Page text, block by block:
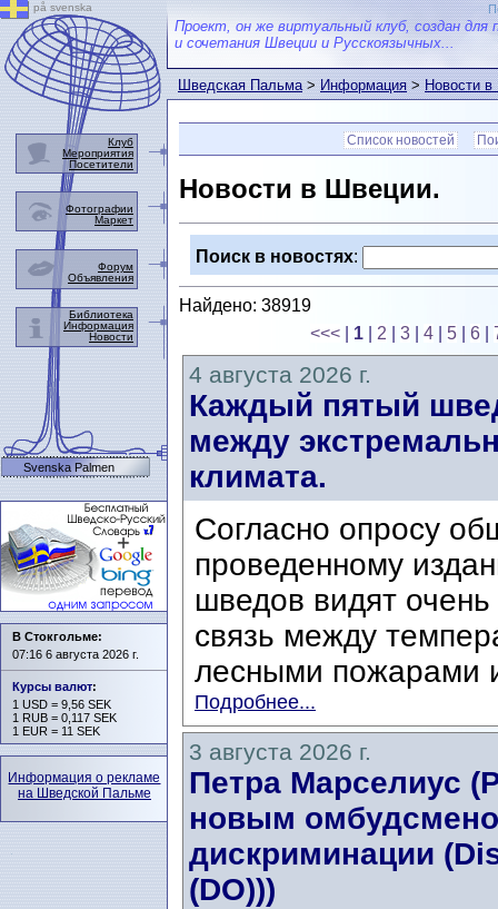
Проект, он же виртуальный клуб, создан для
и сочетания Швеции и Русскоязычных...
Шведская Пальма>Информация>Новости
Список новостей
Новости в Швеции.
Поиск в новостях:
Найдено: 38919
<<<
1 2 3 4 5 6
4 августа 2026 г.
Каждый пятый
между
климата.
Согласно опросу
проведенному
шведов видят
связь между
лесными пожарами
Подробнее...
3 августа 2026 г.
Петра Марселиус
новым
дискриминации
(DO)))
på svenska
Клуб
Мероприятия
Посетители
Фотографии
Маркет
Форум
Объявления
Библиотека
Информация
Новости
Svenska Palmen
В Стокгольме:
07:16 6 августа 2026 г.
Курсы валют:
1 USD = 9,56 SEK
1 RUB = 0,117 SEK
1 EUR = 11 SEK
Информация о рекламе
на Шведской Пальме